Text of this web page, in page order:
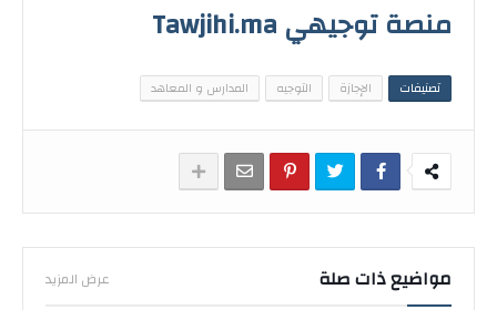
منصة توجيهي Tawjihi.ma
تصنيفات الإجازة التوجيه المدارس و المعاهد
مواضيع ذات صلة عرض المزيد